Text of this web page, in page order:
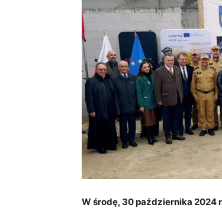
W środę, 30 października 2024